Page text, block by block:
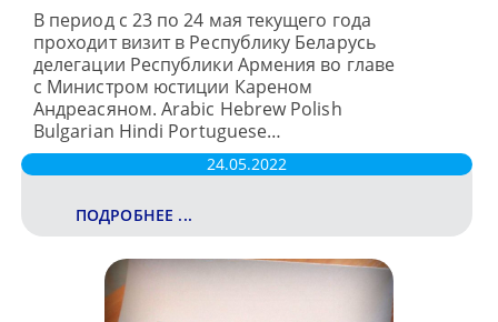
В период с 23 по 24 мая текущего года
проходит визит в Республику Беларусь
делегации Республики Армения во главе
с Министром юстиции Кареном
Андреасяном. Arabic Hebrew Polish
Bulgarian Hindi Portuguese…
24.05.2022
ПОДРОБНЕЕ ...